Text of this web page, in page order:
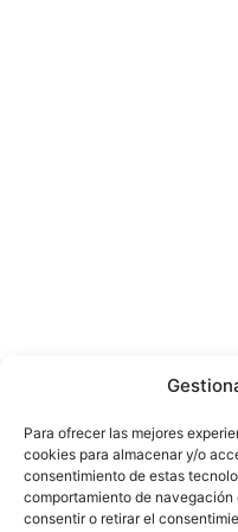
Para ofrecer las mejores
cookies para almacenar y/o
consentimiento de estas
comportamiento de
consentir o retirar el